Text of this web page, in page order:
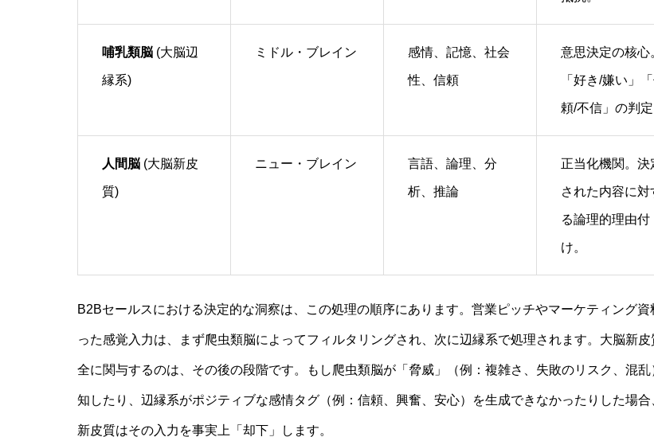
哺乳類脳 (大脳辺
縁系)
ミドル・ブレイン 感情、記憶、社会
性、信頼
意思決定の核心
「好き/嫌い」
頼/不信」の判定
人間脳 (大脳新皮
質)
ニュー・ブレイン 言語、論理、分
析、推論
正当化機関。決
された内容に対
る論理的理由付
け。
B2Bセールスにおける決定的な洞察は、この処理の順序にあります。営業ピッチやマーケティング資
った感覚入力は、まず爬虫類脳によってフィルタリングされ、次に辺縁系で処理されます。大脳新皮
全に関与するのは、その後の段階です。もし爬虫類脳が「脅威」（例：複雑さ、失敗のリスク、混乱
知したり、辺縁系がポジティブな感情タグ（例：信頼、興奮、安心）を生成できなかったりした場合
新皮質はその入力を事実上「却下」します。